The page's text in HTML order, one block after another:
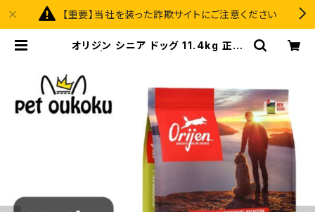
【重要】当社を装った詐欺サイトにご注意ください
オリジン シニア ドッグ 11.4kg 正規